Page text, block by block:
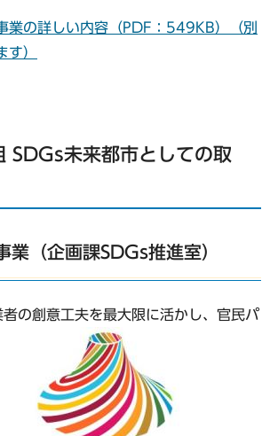
業の詳しい内容（PDF：549KB）（別
す）
SDGs未来都市としての取
業（企画課SDGs推進室）
の創意工夫を最大限に活かし、官民パ